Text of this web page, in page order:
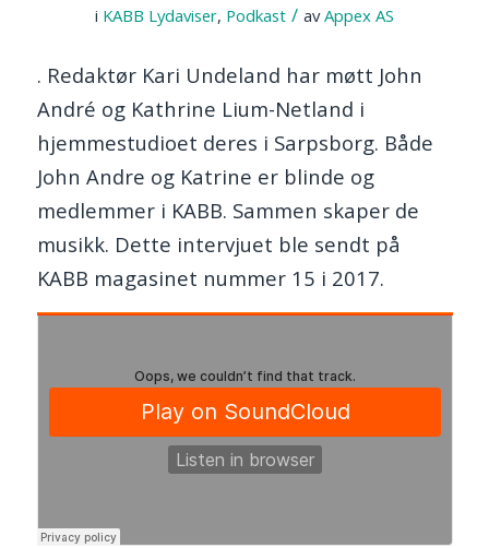
i KABB Lydaviser, Podkast / avAppex AS
. Redaktør Kari Undeland har møtt John
André og Kathrine Lium-Netland i
hjemmestudioet deres i Sarpsborg. Både
John Andre og Katrine er blinde og
medlemmer i KABB. Sammen skaper de
musikk. Dette intervjuet ble sendt på
KABB magasinet nummer 15 i 2017.